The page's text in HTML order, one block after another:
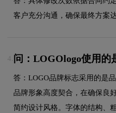
客户充分沟通，确保最终方案
4. 问：LOGOlogo使用的
答：LOGO品牌标志采用的是
品牌形象高度契合，在确保良
简约设计风格。字体的结构、